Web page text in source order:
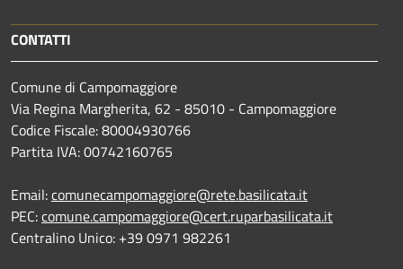
CONTATTI
Comune di Campomaggiore
Via Regina Margherita, 62 - 85010 - Campomaggiore
Codice Fiscale: 80004930766
Partita IVA: 00742160765
Email:comunecampomaggiore@rete.basilicata.it
PEC:comune.campomaggiore@cert.ruparbasilicata.it
Centralino Unico: +39 0971 982261